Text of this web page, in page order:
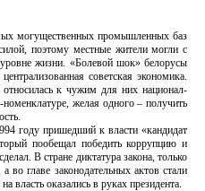
могущественных промышленных баз
поэтому местные жители могли с
жизни. «Болевой шок» белорусы
советская экономика.
к чужим для них национал-
желая одного – получить
году пришедший к власти «кандидат
пообещал победить коррупцию и
В стране диктатура закона, только
во главе законодательных актов стали
власть оказались в руках президента.